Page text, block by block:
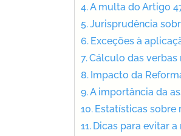
A multa do Artigo
Jurisprudência
Exceções à
Cálculo das verbas
Impacto da
A importância da
Estatísticas sobre
Dicas para evitar